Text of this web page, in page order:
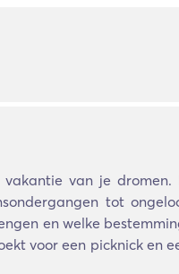
van je dromen.
tot
en welke
voor een picknick en